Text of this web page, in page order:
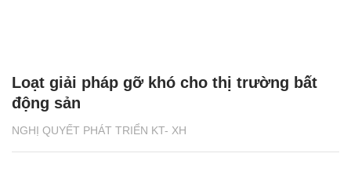
NGHỊ QUYẾT PHÁT TRIỂN KT- XH
Loạt giải pháp gỡ khó cho thị trường bất
động sản